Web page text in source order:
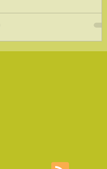
pâte d’amande, pour laisser
à la fraîcheur des fraises et à la
crème. Un fraisier moderne,
pour un anniversaire, un repas